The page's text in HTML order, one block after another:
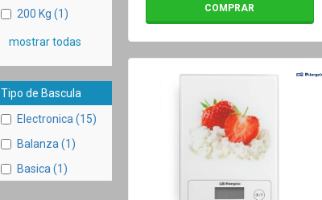
200 Kg (1)
mostrar todas
Tipo de Bascula
Electronica (15)
Balanza (1)
Basica (1)
COMPRAR